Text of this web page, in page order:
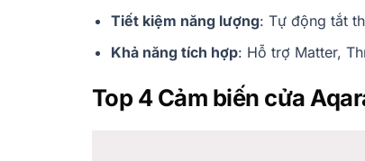
Tiết kiệm năng lượng: Tự động tắt
Khả năng tích hợp: Hỗ trợ Matter,
Top 4 Cảm biến cửa